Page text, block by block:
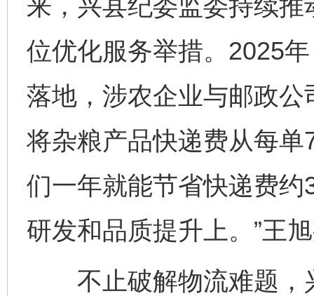
来，兴县纪委监委持续
位优化服务举措。2025
落地，涉农企业与邮政
将杂粮产品快递费从每单
们一年就能节省快递费
研发和品质提升上。”王
不止破解物流难题，